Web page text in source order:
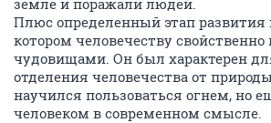
земле и поражали людей.
Плюс определенный этап
котором человечеству
чудовищами. Он был характерен
отделения человечества от
научился пользоваться огнем, но
человеком в современном смысле.